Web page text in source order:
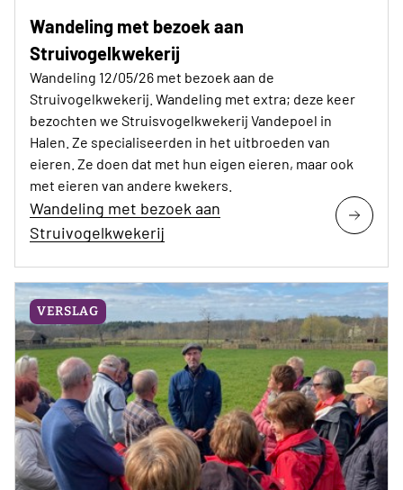
Wandeling met bezoek aan
Struivogelkwekerij
Wandeling 12/05/26 met bezoek aan de
Struivogelkwekerij. Wandeling met extra; deze keer
bezochten we Struisvogelkwekerij Vandepoel in
Halen. Ze specialiseerden in het uitbroeden van
eieren. Ze doen dat met hun eigen eieren, maar ook
met eieren van andere kwekers.
Wandeling met bezoek aan
Struivogelkwekerij
VERSLAG